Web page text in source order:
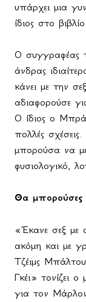
υπάρχει μια
ίδιος στο
Ο συγγραφέας
άνδρας
κάνει με την
αδιαφορούσε
Ο ίδιος ο
πολλές
μπορούσα να
φυσιολογικό,
Θα μπορούσες
«Έκανε σεξ με
ακόμη και με
Τζέιμς
Γκέι» τονίζει
για τον